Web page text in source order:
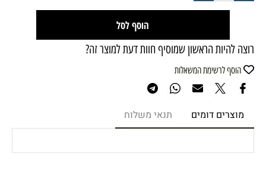
הוסף לסל
רוצה להיות הראשון שמוסיף חוות דעת למוצר זה?
הוסף לרשימת המשאלות
מוצרים דומים תנאי משלוח